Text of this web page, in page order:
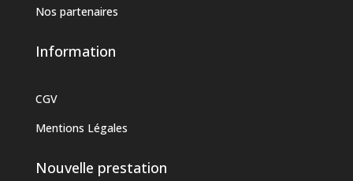
Nos partenaires
Information
CGV
Mentions Légales
Nouvelle prestation